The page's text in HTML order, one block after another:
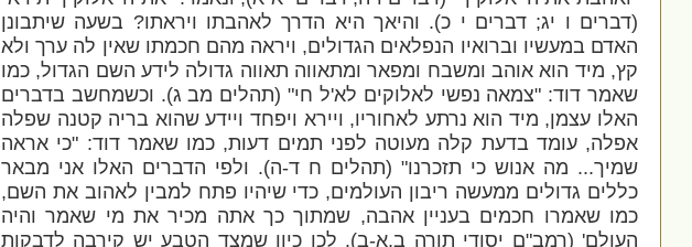
(דברים ו יג; דברים י כ). והיאך היא הדרך לאהבתו ויראתו? בשעה שיתבונן
האדם במעשיו וברואיו הנפלאים הגדולים, ויראה מהם חכמתו שאין לה ערך ולא
קץ, מיד הוא אוהב ומשבח ומפאר ומתאווה תאווה גדולה לידע השם הגדול, כמו
שאמר דוד: "צמאה נפשי לאלוקים לא'ל חי" (תהלים מב ג). וכשמחשב בדברים
האלו עצמן, מיד הוא נרתע לאחוריו, ויירא ויפחד ויידע שהוא בריה קטנה שפלה
אפלה, עומד בדעת קלה מעוטה לפני תמים דעות, כמו שאמר דוד: "כי אראה
שמיך... מה אנוש כי תזכרנו" (תהלים ח ד-ה). ולפי הדברים האלו אני מבאר
כללים גדולים ממעשה ריבון העולמים, כדי שיהיו פתח למבין לאהוב את השם,
כמו שאמרו חכמים בעניין אהבה, שמתוך כך אתה מכיר את מי שאמר והיה
העולם' (רמב"ם יסודי תורה ב,א-ב). לכן כיון שמצד הטבע יש קירבה לדבקות